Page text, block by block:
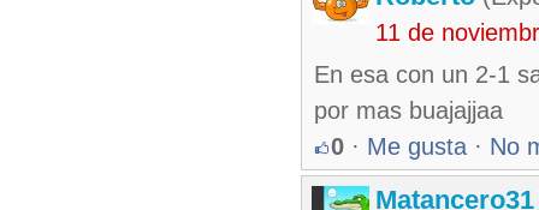
11 de
En esa con un 2-1
por mas buajajjaa
0 · Me gusta · No
Matancero31